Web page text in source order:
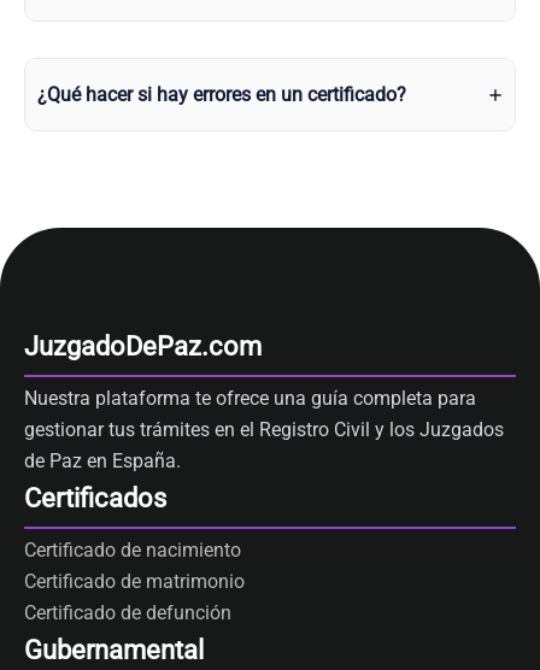
¿Qué hacer si hay errores en un certificado?
JuzgadoDePaz.com
Nuestra plataforma te ofrece una guía completa para
gestionar tus trámites en el Registro Civil y los Juzgados
de Paz en España.
Certificados
Certificado de nacimiento
Certificado de matrimonio
Certificado de defunción
Gubernamental